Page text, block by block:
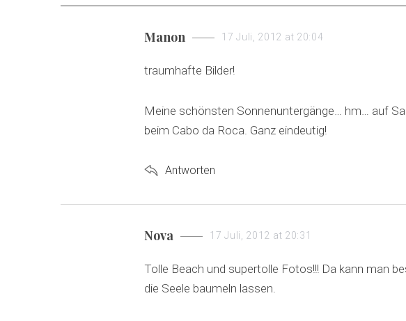
s
y
:
Manon 17 Juli, 2012 at 20:04
traumhafte Bilder!
Meine schönsten Sonnenuntergänge… hm… auf
beim Cabo da Roca. Ganz eindeutig!
Antworten
s
y
s
Nova 17 Juli, 2012 at 20:31
Tolle Beach und supertolle Fotos!!! Da kann man
die Seele baumeln lassen.